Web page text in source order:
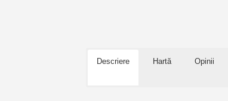
Descriere Hartă Opinii